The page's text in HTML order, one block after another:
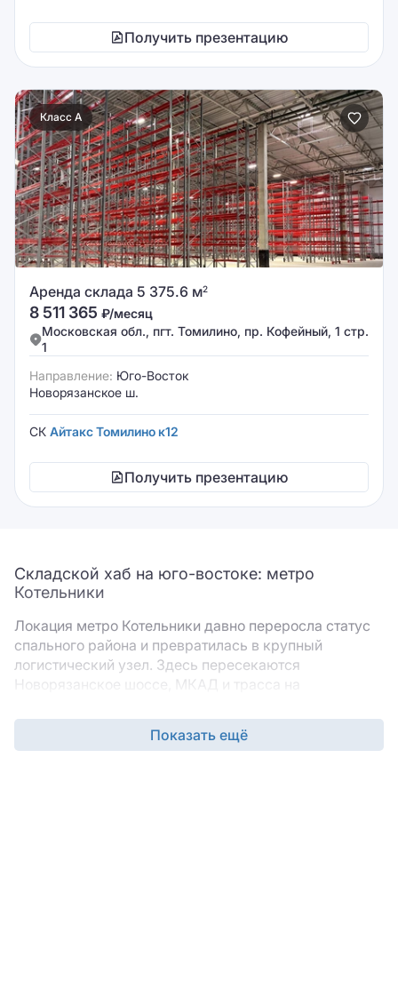
Получить презентацию
Класс A
Аренда склада 5 375.6 м2
8 511 365 ₽/месяц
Московская обл., пгт. Томилино, пр. Кофейный, 1 стр.
1
Направление: Юго-Восток
Новорязанское ш.
СК Айтакс Томилино к12
Получить презентацию
Складской хаб на юго-востоке: метро
Котельники
Локация метро Котельники давно переросла статус
спального района и превратилась в крупный
логистический узел. Здесь пересекаются
Новорязанское шоссе, МКАД и трасса на
складские помещения привлекательными для
компаний с большим штатом сотрудников. Для
Показать ещё